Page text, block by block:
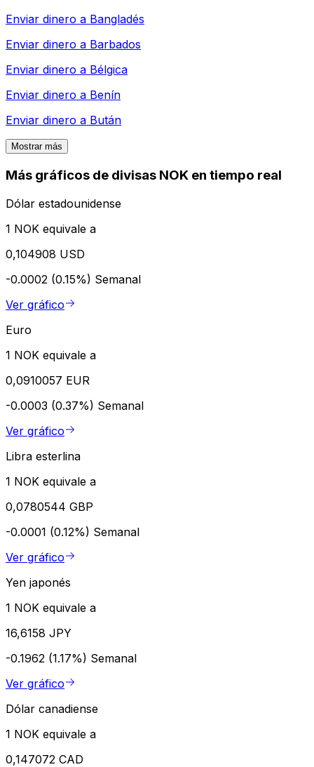
Enviar dinero a Bangladés
Enviar dinero a Barbados
Enviar dinero a Bélgica
Enviar dinero a Benín
Enviar dinero a Bután
Mostrar más
Más gráficos de divisas NOK en tiempo real
Dólar estadounidense
1 NOK equivale a
0,104908 USD
-0.0002 (0.15%) Semanal
Ver gráfico
Euro
1 NOK equivale a
0,0910057 EUR
-0.0003 (0.37%) Semanal
Ver gráfico
Libra esterlina
1 NOK equivale a
0,0780544 GBP
-0.0001 (0.12%) Semanal
Ver gráfico
Yen japonés
1 NOK equivale a
16,6158 JPY
-0.1962 (1.17%) Semanal
Ver gráfico
Dólar canadiense
1 NOK equivale a
0,147072 CAD